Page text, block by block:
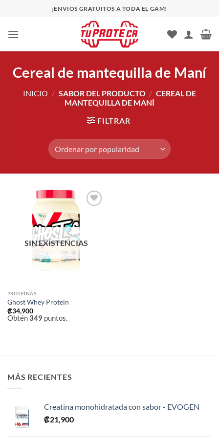
contenido
¡ENVIOS GRATUITOS A TODA EL GAM!
Cereal de mantequilla de Maní
INICIO / SABOR DEL PRODUCTO / CEREAL DE
MANTEQUILLA DE MANÍ
FILTRAR
SIN EXISTENCIAS
PROTEÍNAS
Ghost Whey Protein
₡34,900
Obtén349puntos.
MÁS RECIENTES
Creatina monohidratada con sabor - EVOGEN
₡21,900